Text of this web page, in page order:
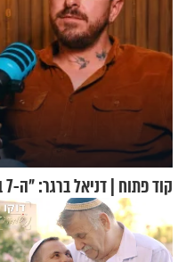
קוד פתוח | דניאל ברגר: "ה-7 באוקטובר גרם לי לחפש תשובות"